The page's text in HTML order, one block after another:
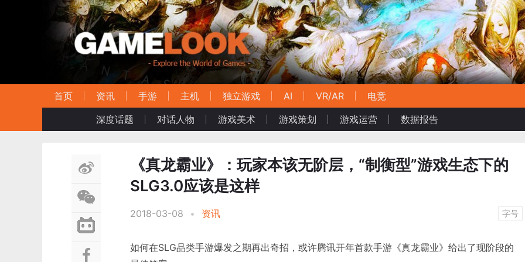
首页 资讯 手游 主机 独立游戏 AI VR/AR
电竞
深度话题
对话人物 游戏美术 游戏策划 游戏运营 数据报告
《真龙霸业》：玩家本该无阶层，“制衡型”游戏生态下的
SLG3.0应该是这样
2018-03-08 • 资讯 字号
如何在SLG品类手游爆发之期再出奇招，或许腾讯开年首款手游《真龙霸业》给出了现阶段的